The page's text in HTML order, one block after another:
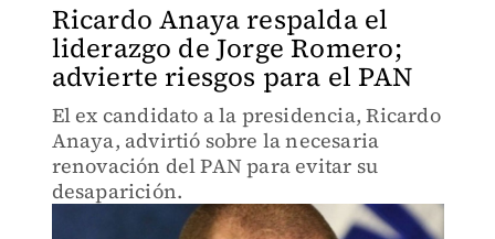
Ricardo Anaya respalda el
liderazgo de Jorge Romero;
advierte riesgos para el PAN
El ex candidato a la presidencia, Ricardo
Anaya, advirtió sobre la necesaria
renovación del PAN para evitar su
desaparición.